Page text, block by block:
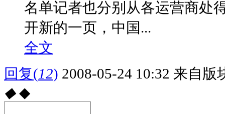
名单记者也分别从各运营商处
开新的一页，中国...
全文
回复(12) 2008-05-24 10:32 来自版
◆ ◆